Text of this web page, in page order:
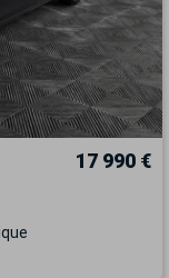
17 990 €